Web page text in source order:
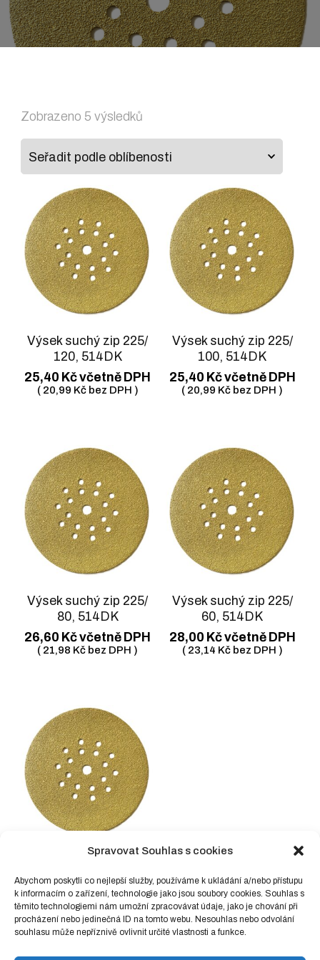
Spravovat Souhlas s cookies
Abychom poskytli co nejlepší služby, používáme k ukládání a/nebo přístupu
k informacím o zařízení, technologie jako jsou soubory cookies. Souhlas s
těmito technologiemi nám umožní zpracovávat údaje, jako je chování při
procházení nebo jedinečná ID na tomto webu. Nesouhlas nebo odvolání
souhlasu může nepříznivě ovlivnit určité vlastnosti a funkce.
Zobrazeno 5 výsledků
podle
oblíbenosti
Výsek suchý zip 225/
120, 514DK
25,40 Kčvčetně DPH
( 20,99 Kčbez DPH )
Výsek suchý zip 225/
100, 514DK
25,40 Kčvčetně DPH
( 20,99 Kč bez DPH )
Výsek suchý zip 225/
80, 514DK
26,60 Kčvčetně DPH
( 21,98 Kč bez DPH )
Výsek suchý zip 225/
60, 514DK
28,00 Kčvčetně DPH
( 23,14 Kčbez DPH )
Výsek suchý zip 225/
40, 514DK
30,50Kčvčetně DPH
(25,21Kčbez DPH )